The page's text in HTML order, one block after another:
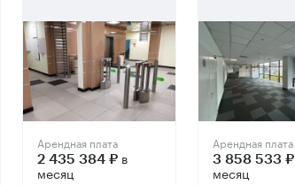
Арендная плата
2 435 384 ₽в
месяц
Арендная плата
3 858 533 ₽
месяц